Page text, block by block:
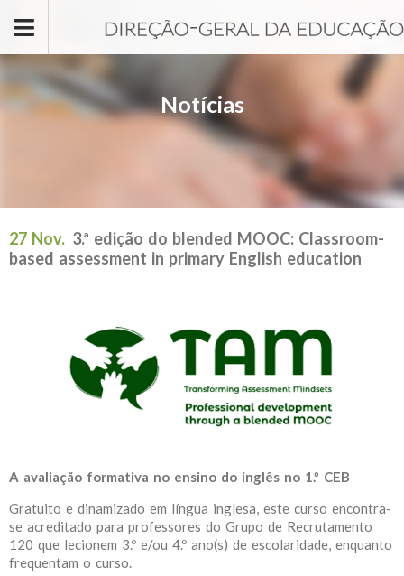
Notícias
27 Nov. 3.ª edição do blended MOOC: Classroom-
based assessment in primary English education
A avaliação formativa no ensino do inglês no 1.º CEB
Gratuito e dinamizado em língua inglesa, este curso encontra-
se acreditado para professores do Grupo de Recrutamento
120 que lecionem 3.º e/ou 4.º ano(s) de escolaridade, enquanto
frequentam o curso.